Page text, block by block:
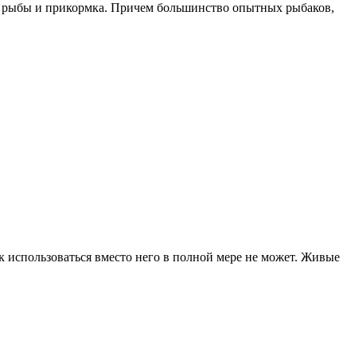
рыбы и прикормка. Причем большинство опытных рыбаков,
вместо него в полной мере не может. Живые